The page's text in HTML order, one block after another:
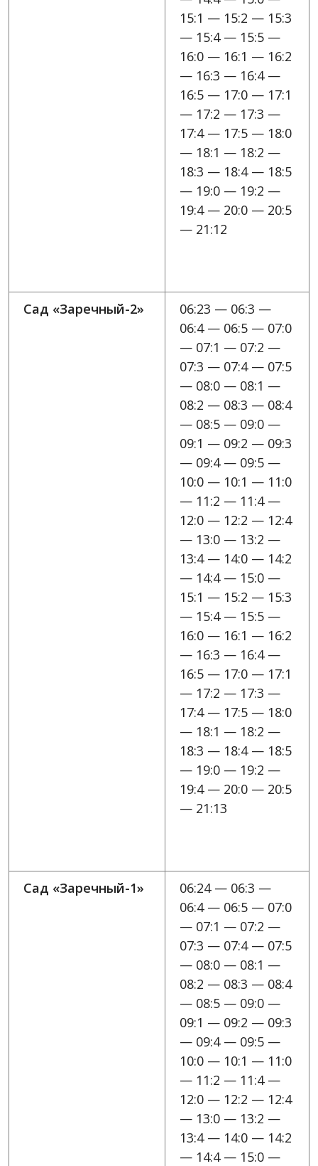
15:1 — 15:2 — 15:3
— 15:4 — 15:5 —
16:0 — 16:1 — 16:2
— 16:3 — 16:4 —
16:5 — 17:0 — 17:1
— 17:2 — 17:3 —
17:4 — 17:5 — 18:0
— 18:1 — 18:2 —
18:3 — 18:4 — 18:5
— 19:0 — 19:2 —
19:4 — 20:0 — 20:5
— 21:12
Сад «Заречный-2»
06:23 — 06:3 —
06:4 — 06:5 — 07:0
— 07:1 — 07:2 —
07:3 — 07:4 — 07:5
— 08:0 — 08:1 —
08:2 — 08:3 — 08:4
— 08:5 — 09:0 —
09:1 — 09:2 — 09:3
— 09:4 — 09:5 —
10:0 — 10:1 — 11:0
— 11:2 — 11:4 —
12:0 — 12:2 — 12:4
— 13:0 — 13:2 —
13:4 — 14:0 — 14:2
— 14:4 — 15:0 —
15:1 — 15:2 — 15:3
— 15:4 — 15:5 —
16:0 — 16:1 — 16:2
— 16:3 — 16:4 —
16:5 — 17:0 — 17:1
— 17:2 — 17:3 —
17:4 — 17:5 — 18:0
— 18:1 — 18:2 —
18:3 — 18:4 — 18:5
— 19:0 — 19:2 —
19:4 — 20:0 — 20:5
— 21:13
Сад «Заречный-1»
06:24 — 06:3 —
06:4 — 06:5 — 07:0
— 07:1 — 07:2 —
07:3 — 07:4 — 07:5
— 08:0 — 08:1 —
08:2 — 08:3 — 08:4
— 08:5 — 09:0 —
09:1 — 09:2 — 09:3
— 09:4 — 09:5 —
10:0 — 10:1 — 11:0
— 11:2 — 11:4 —
12:0 — 12:2 — 12:4
— 13:0 — 13:2 —
13:4 — 14:0 — 14:2
— 14:4 — 15:0 —